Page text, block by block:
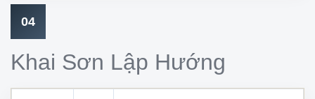
04
Khai Sơn Lập Hướng